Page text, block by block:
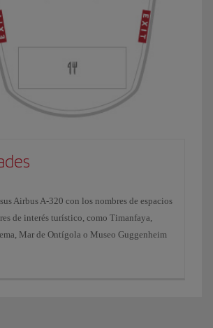
Airbus A-320 con los nombres de espacios
de interés turístico, como Timanfaya,
Mar de Ontígola o Museo Guggenheim